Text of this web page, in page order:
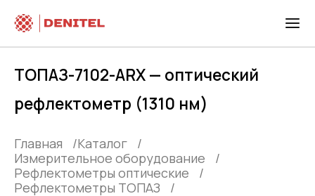
ТОПАЗ-7102-ARX — оптический
рефлектометр (1310 нм)
Главная
Каталог
Измерительное оборудование
Рефлектометры оптические
Рефлектометры ТОПАЗ